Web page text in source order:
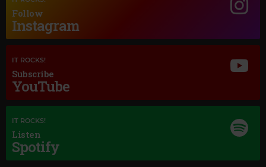
Follow
Instagram
IT ROCKS!
Subscribe
YouTube
IT ROCKS!
Listen
Spotify